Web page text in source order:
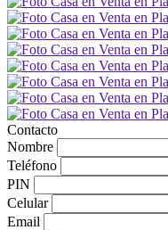
Contacto
Nombre
Teléfono
PIN
Celular
Email